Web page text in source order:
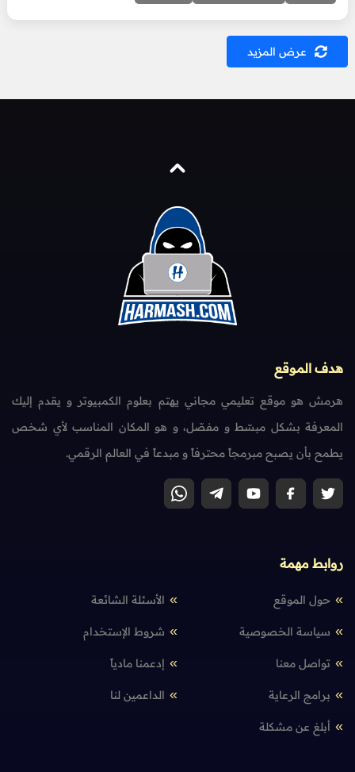
عرض المزيد
هدف الموقع
هرمش هو موقع تعليمي مجاني يهتم بعلوم الكمبيوتر و يقدم إليك
المعرفة بشكل مبسّط و مفصّل، و هو المكان المناسب لأي شخص
يطمح بأن يصبح مبرمجاً محترفاً و مبدعاً في العالم الرقمي.
روابط مهمة
حول الموقع الأسئلة الشائعة
سياسة الخصوصية شروط الإستخدام
تواصل معنا إدعمنا مادياً
برامج الرعاية الداعمين لنا
أبلغ عن مشكلة